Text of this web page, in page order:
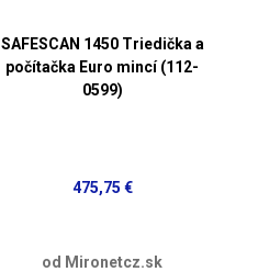
SAFESCAN 1450 Triedička a
počítačka Euro mincí (112-
0599)
475,75 €
od Mironetcz.sk